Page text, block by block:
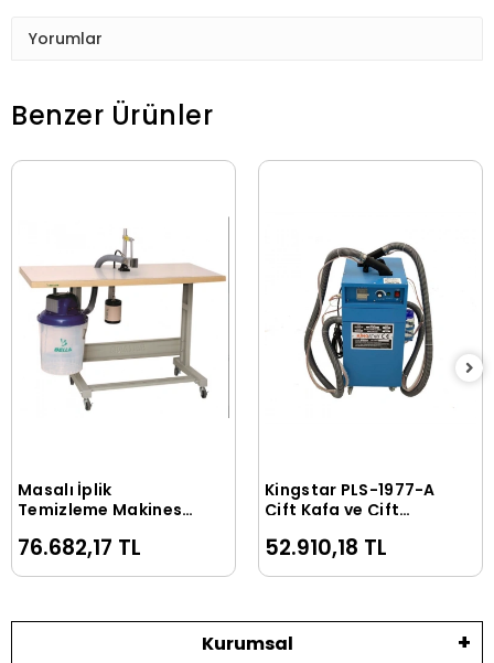
Yorumlar
Benzer Ürünler
Sepete Ekle
Masalı İplik
Temizleme Makinesi
76.682,17 TL
Sepete Ekle
Kingstar PLS-1977-A
Çift Kafa ve Çift
Temizleme Makinesi
52.910,18 TL
Kurumsal